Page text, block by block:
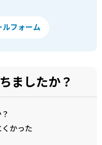
フォーム
ましたか？
かった